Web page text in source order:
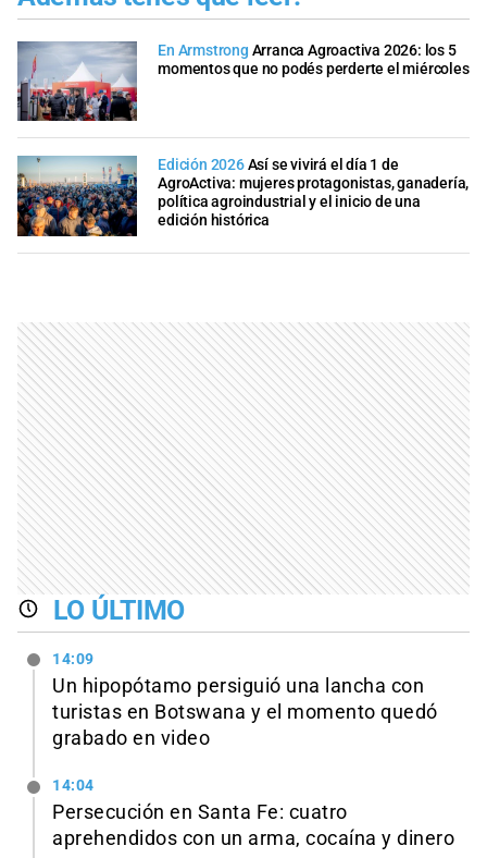
En Armstrong Arranca Agroactiva 2026: los 5
momentos que no podés perderte el miércoles
Edición 2026Así se vivirá el día 1 de
AgroActiva: mujeres protagonistas, ganadería,
política agroindustrial y el inicio de una
edición histórica
LO ÚLTIMO
14:09
Un hipopótamo persiguió una lancha con
turistas en Botswana y el momento quedó
grabado en video
14:04
Persecución en Santa Fe: cuatro
aprehendidos con un arma, cocaína y dinero